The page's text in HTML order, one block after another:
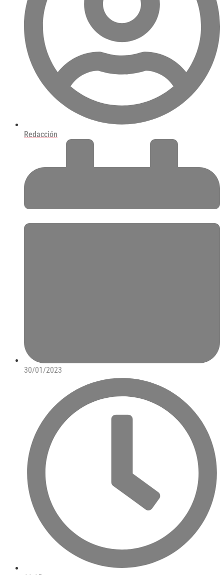
Redacción
30/01/2023